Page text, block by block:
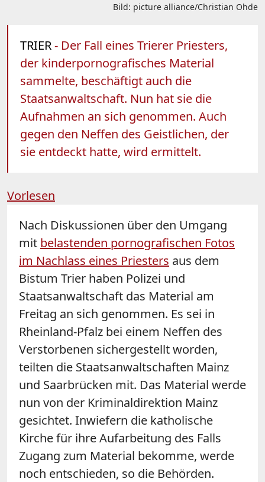
Bild: picture alliance/Christian Ohde
TRIER- Der Fall eines Trierer Priesters,
der kinderpornografisches Material
sammelte, beschäftigt auch die
Staatsanwaltschaft. Nun hat sie die
Aufnahmen an sich genommen. Auch
gegen den Neffen des Geistlichen, der
sie entdeckt hatte, wird ermittelt.
Vorlesen
Nach Diskussionen über den Umgang
mit belastenden pornografischen Fotos
im Nachlass eines Priesters aus dem
Bistum Trier haben Polizei und
Staatsanwaltschaft das Material am
Freitag an sich genommen. Es sei in
Rheinland-Pfalz bei einem Neffen des
Verstorbenen sichergestellt worden,
teilten die Staatsanwaltschaften Mainz
und Saarbrücken mit. Das Material werde
nun von der Kriminaldirektion Mainz
gesichtet. Inwiefern die katholische
Kirche für ihre Aufarbeitung des Falls
Zugang zum Material bekomme, werde
noch entschieden, so die Behörden.